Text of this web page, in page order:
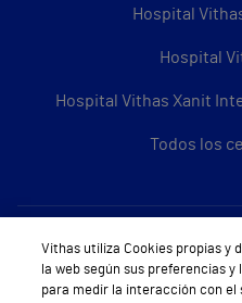
Hospital
Hospital
Hospital Vithas Xanit
Todos los
Vithas utiliza Cookies propias y
la web según sus preferencias
para medir la interacción con el